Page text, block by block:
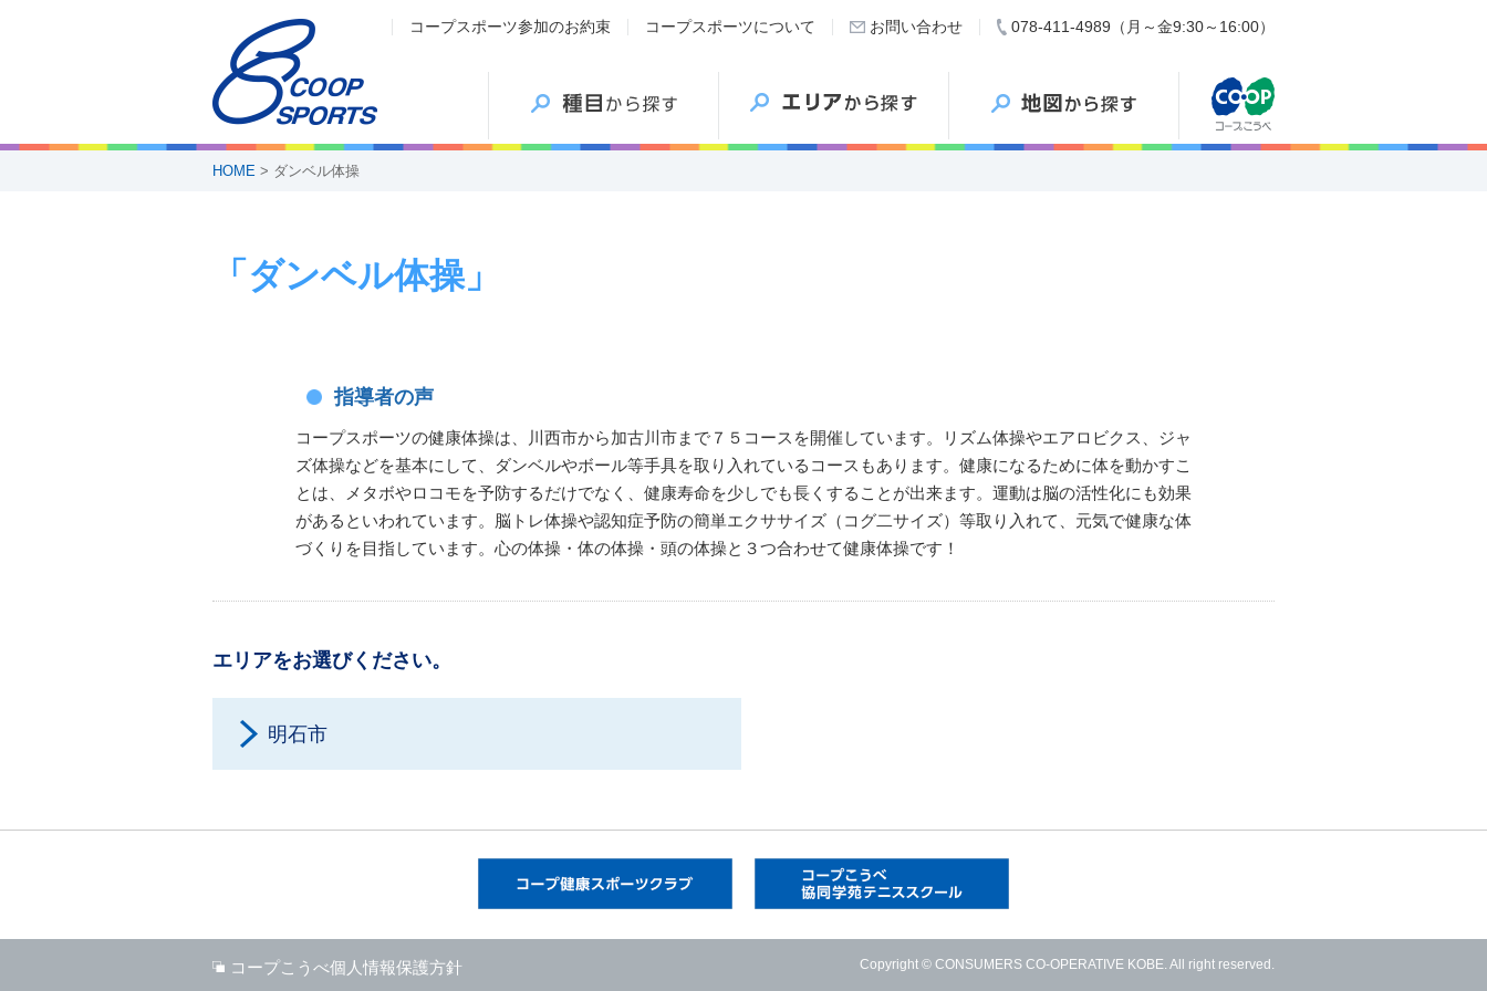
コープスポーツ参加のお約束 コープスポーツについて お問い合わせ 078-411-4989（月～金9:30～16:00）
HOME > ダンベル体操
「ダンベル体操」
指導者の声
コープスポーツの健康体操は、川西市から加古川市まで７５コースを開催しています。リズム体操やエアロビクス、ジャ
ズ体操などを基本にして、ダンベルやボール等手具を取り入れているコースもあります。健康になるために体を動かすこ
とは、メタボやロコモを予防するだけでなく、健康寿命を少しでも長くすることが出来ます。運動は脳の活性化にも効果
があるといわれています。脳トレ体操や認知症予防の簡単エクササイズ（コグ二サイズ）等取り入れて、元気で健康な体
づくりを目指しています。心の体操・体の体操・頭の体操と３つ合わせて健康体操です！
エリアをお選びください。
明石市
コープこうべ個人情報保護方針 Copyright © CONSUMERS CO-OPERATIVE KOBE. All right reserved.